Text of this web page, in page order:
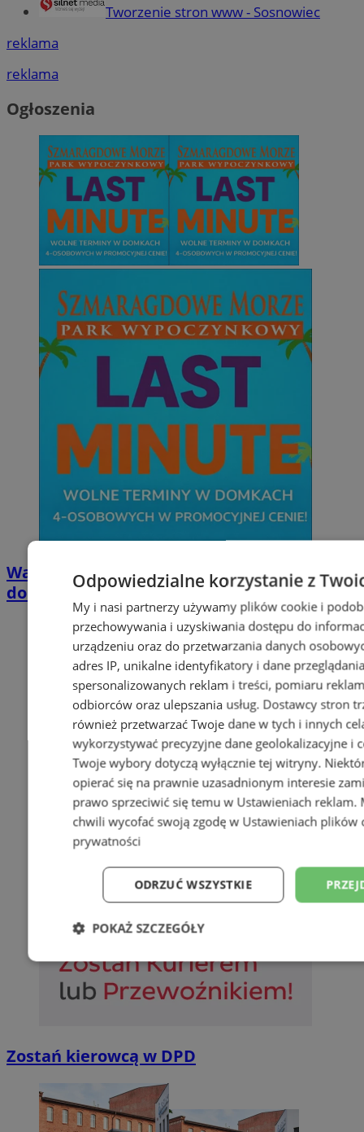
Tworzenie stron www - Sosnowiec
reklama
reklama
Ogłoszenia
Wakacyjny wypoczynek nad Bałtykiem w
domkach Szmaragdowe Morze
Zostań kierowcą w DPD
Odpowiedzialne korzystanie z
My i nasi partnerzy używamy plików cookie i
przechowywania i uzyskiwania dostępu do
urządzeniu oraz do przetwarzania danych
adres IP, unikalne identyfikatory i dane
spersonalizowanych reklam i treści, pomiaru
odbiorców oraz ulepszania usług. Dostawcy stron
również przetwarzać Twoje dane w tych i innych
wykorzystywać precyzyjne dane geolokalizacyjne i
Twoje wybory dotyczą wyłącznie tej witryny.
opierać się na prawnie uzasadnionym interesie
prawo sprzeciwić się temu w Ustawieniach reklam.
chwili wycofać swoją zgodę w Ustawieniach plików
prywatności
ODRZUĆ WSZYSTKIE
POKAŻ SZCZEGÓŁY
Niezbędne Wydajność